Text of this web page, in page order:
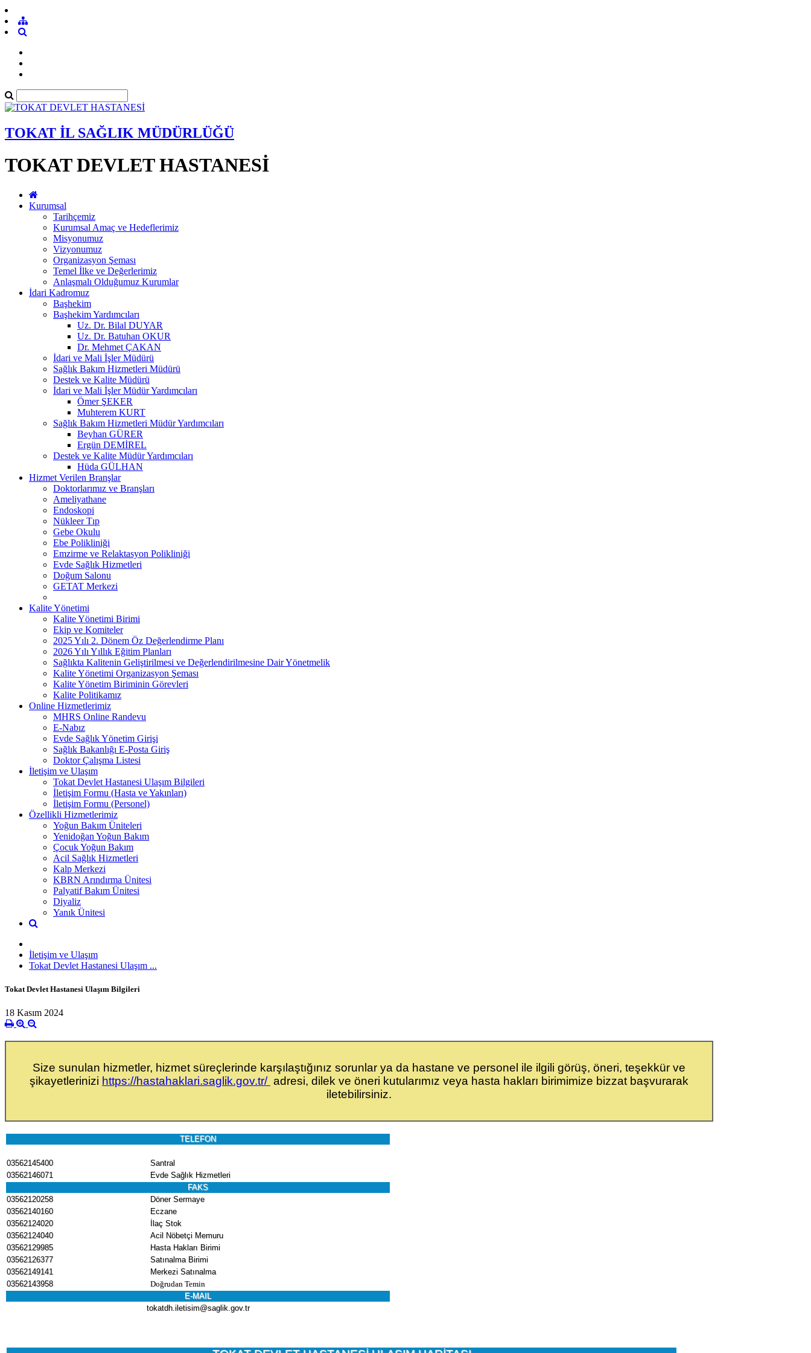
TOKAT İL SAĞLIK MÜDÜRLÜĞÜ
TOKAT DEVLET HASTANESİ
Kurumsal
Tarihçemiz
Kurumsal Amaç ve Hedeflerimiz
Misyonumuz
Vizyonumuz
Organizasyon Şeması
Temel İlke ve Değerlerimiz
Anlaşmalı Olduğumuz Kurumlar
İdari Kadromuz
Başhekim
Başhekim Yardımcıları
Uz. Dr. Bilal DUYAR
Uz. Dr. Batuhan OKUR
Dr. Mehmet ÇAKAN
İdari ve Mali İşler Müdürü
Sağlık Bakım Hizmetleri Müdürü
Destek ve Kalite Müdürü
İdari ve Mali İşler Müdür Yardımcıları
Ömer ŞEKER
Muhterem KURT
Sağlık Bakım Hizmetleri Müdür Yardımcıları
Beyhan GÜRER
Ergün DEMİREL
Destek ve Kalite Müdür Yardımcıları
Hüda GÜLHAN
Hizmet Verilen Branşlar
Doktorlarımız ve Branşları
Ameliyathane
Endoskopi
Nükleer Tıp
Gebe Okulu
Ebe Polikliniği
Emzirme ve Relaktasyon Polikliniği
Evde Sağlık Hizmetleri
Doğum Salonu
GETAT Merkezi
Kalite Yönetimi
Kalite Yönetimi Birimi
Ekip ve Komiteler
2025 Yılı 2. Dönem Öz Değerlendirme Planı
2026 Yılı Yıllık Eğitim Planları
Sağlıkta Kalitenin Geliştirilmesi ve Değerlendirilmesine Dair Yönetmelik
Kalite Yönetimi Organizasyon Şeması
Kalite Yönetim Biriminin Görevleri
Kalite Politikamız
Online Hizmetlerimiz
MHRS Online Randevu
E-Nabız
Evde Sağlık Yönetim Girişi
Sağlık Bakanlığı E-Posta Giriş
Doktor Çalışma Listesi
İletişim ve Ulaşım
Tokat Devlet Hastanesi Ulaşım Bilgileri
İletişim Formu (Hasta ve Yakınları)
İletişim Formu (Personel)
Özellikli Hizmetlerimiz
Yoğun Bakım Üniteleri
Yenidoğan Yoğun Bakım
Çocuk Yoğun Bakım
Acil Sağlık Hizmetleri
Kalp Merkezi
KBRN Arındırma Ünitesi
Palyatif Bakım Ünitesi
Diyaliz
Yanık Ünitesi
İletişim ve Ulaşım
Tokat Devlet Hastanesi Ulaşım ...
Tokat Devlet Hastanesi Ulaşım Bilgileri
18 Kasım 2024
Size sunulan hizmetler, hizmet süreçlerinde karşılaştığınız sorunlar ya da hastane ve personel ile ilgili görüş, öneri, teşekkür ve
şikayetlerinizi https://hastahaklari.saglik.gov.tr/ adresi, dilek ve öneri kutularımız veya hasta hakları birimimize bizzat başvurarak
iletebilirsiniz.
TELEFON
03562145400
Santral
03562146071
Evde Sağlık Hizmetleri
FAKS
03562120258
Döner Sermaye
03562140160
Eczane
03562124020
İlaç Stok
03562124040
Acil Nöbetçi Memuru
03562129985
Hasta Hakları Birimi
03562126377
Satınalma Birimi
03562149141
Merkezi Satınalma
03562143958
Doğrudan Temin
E-MAIL
tokatdh.iletisim@saglik.gov.tr